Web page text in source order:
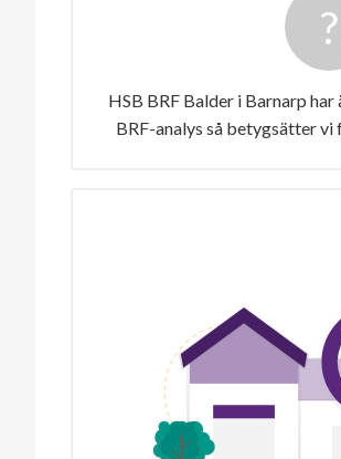
HSB BRF Balder i Barnarp
BRF-analys så betygsätter vi